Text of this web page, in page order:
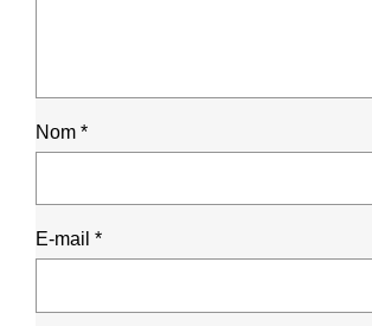
Nom*
E-mail*